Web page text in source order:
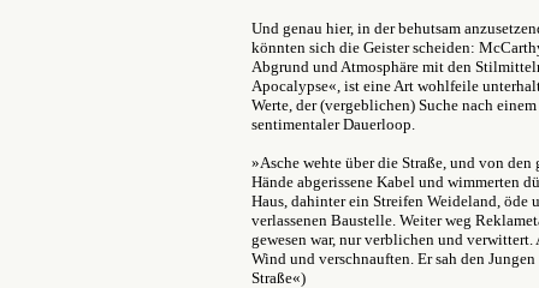
Und genau hier, in der behutsam
könnten sich die Geister scheiden:
Abgrund und Atmosphäre mit den
Apocalypse«, ist eine Art wohlfeile
Werte, der (vergeblichen) Suche nach
sentimentaler Dauerloop.
»Asche wehte über die Straße, und von
Hände abgerissene Kabel und wimmerten
Haus, dahinter ein Streifen Weideland,
verlassenen Baustelle. Weiter weg
gewesen war, nur verblichen und
Wind und verschnauften. Er sah den
Straße«)